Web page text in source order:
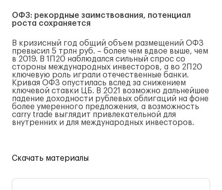
ОФЗ: рекордные заимствования, потенциал
роста сохраняется
В кризисный год общий объем размещений ОФЗ
превысил 5 трлн руб. – более чем вдвое выше, чем
в 2019. В 1П20 наблюдался сильный спрос со
стороны международных инвесторов, а во 2П20
ключевую роль играли отечественные банки.
Кривая ОФЗ опустилась вслед за снижением
ключевой ставки ЦБ. В 2021 возможно дальнейшее
падение доходности рублевых облигаций на фоне
более умеренного предложения, а возможность
carry trade выглядит привлекательной для
внутренних и для международных инвесторов.
Скачать материалы